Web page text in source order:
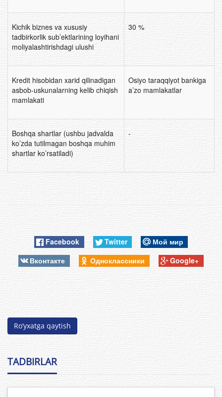
Kichik biznes va xususiy
tadbirkorlik sub’ektlarining loyihani
moliyalashtirishdagi ulushi
30 %
Kredit hisobidan xarid qilinadigan
asbob-uskunalarning kelib chiqish
mamlakati
Osiyo taraqqiyot bankiga
a’zo mamlakatlar
Boshqa shartlar (ushbu jadvalda
ko’zda tutilmagan boshqa muhim
shartlar ko’rsatiladi)
-
Facebook Twitter
Мой мир
Вконтакте
Одноклассники Google+
Ro’yxatga qaytish
TADBIRLAR